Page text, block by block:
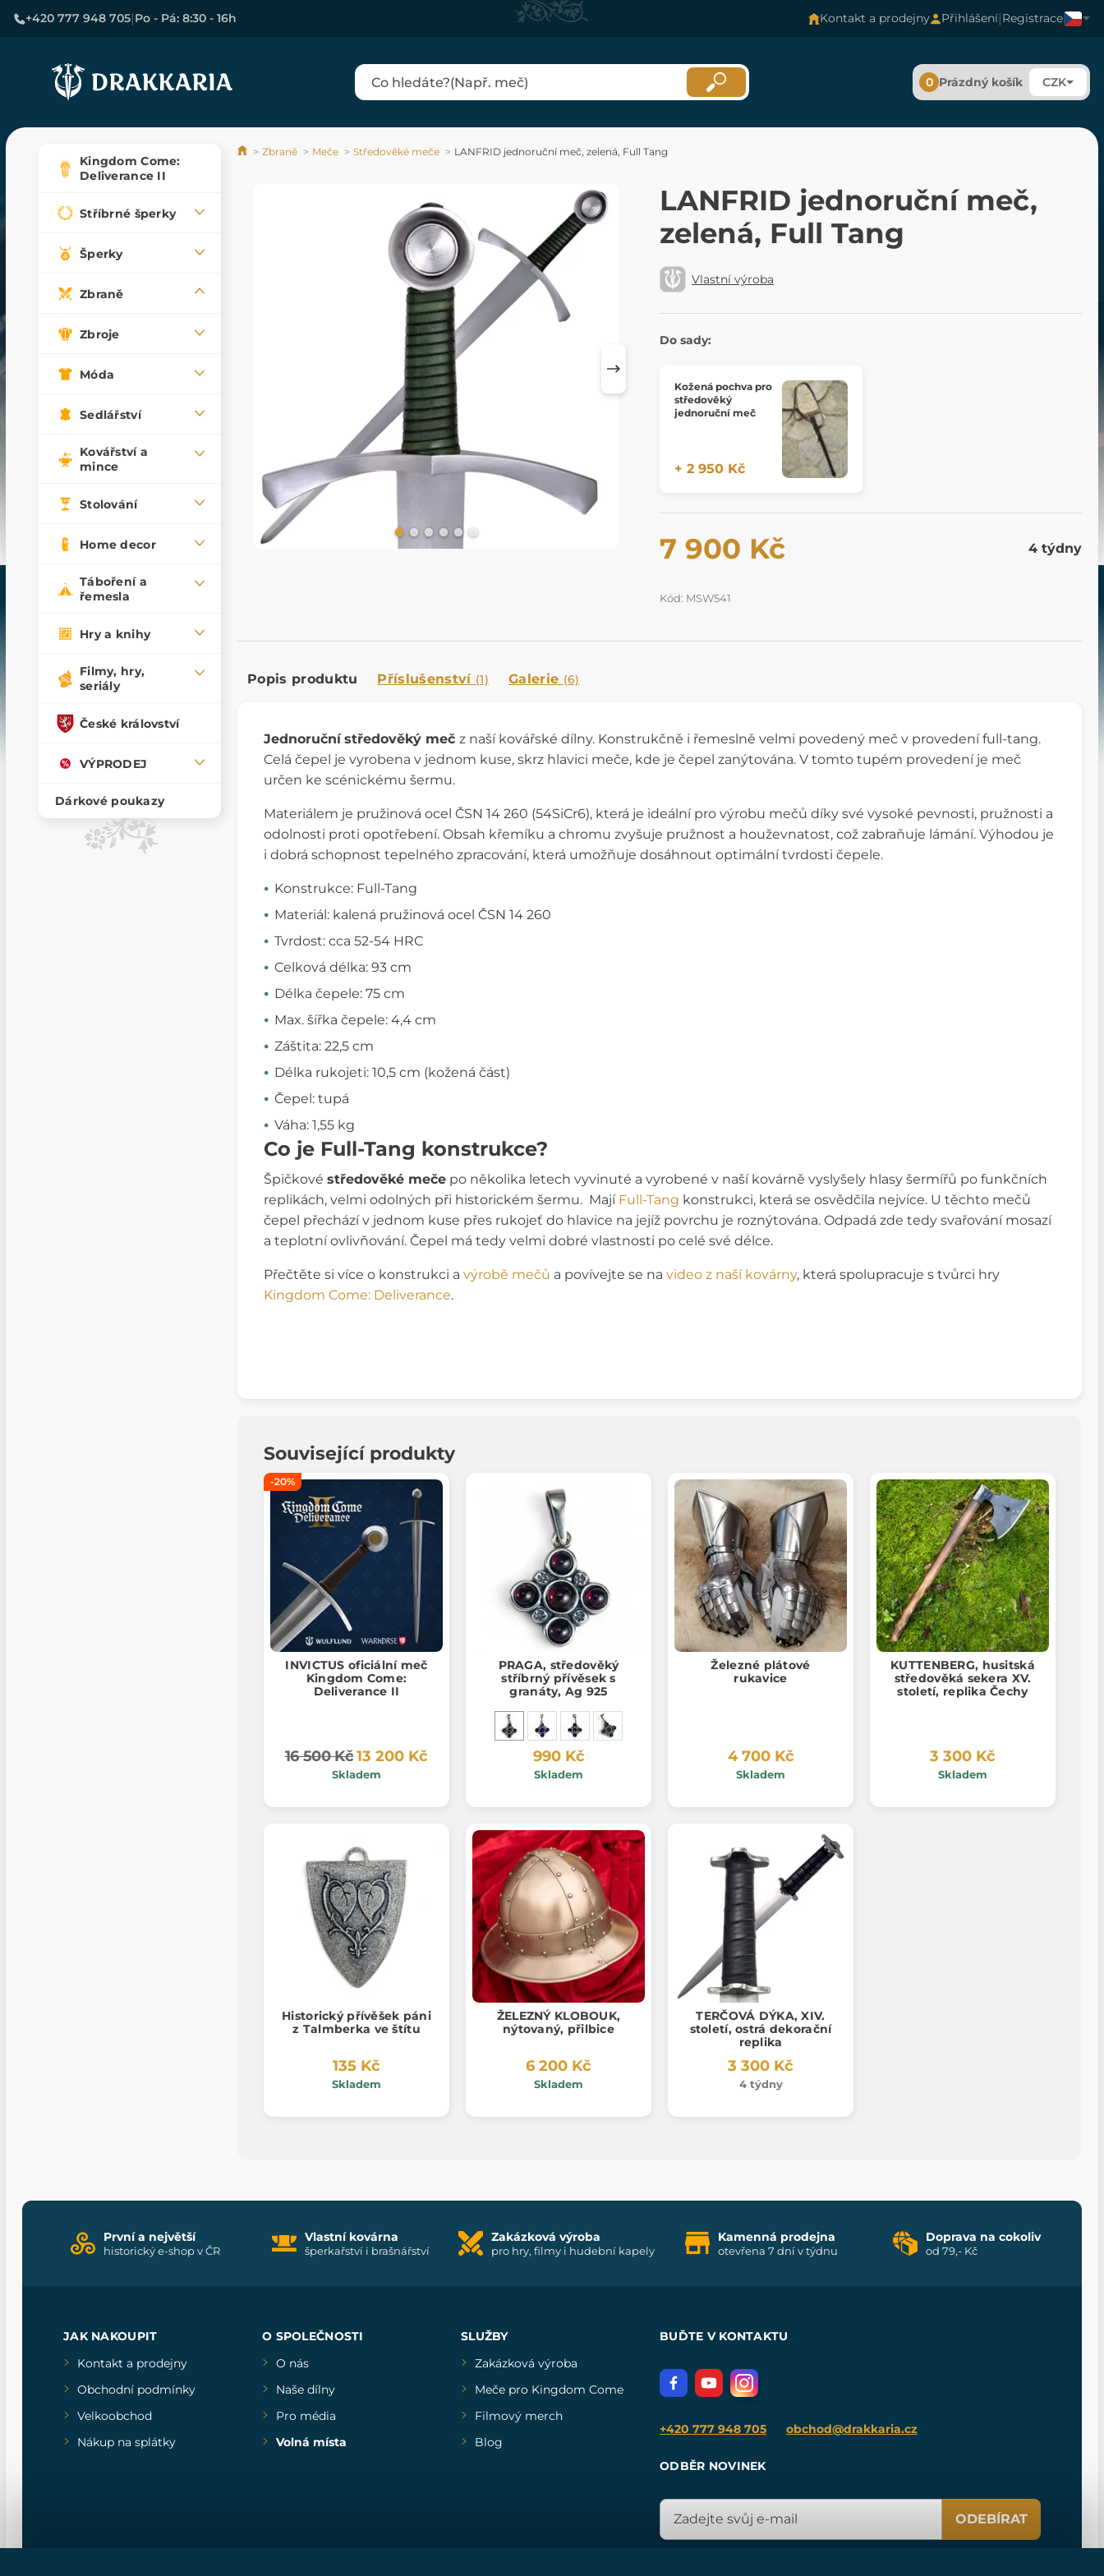
+420 777 948 705|Po - Pá: 8:30 - 16h Kontakt a prodejny Přihlášení|Registrace
0 Prázdný košík CZK
Kingdom Come:
Deliverance II
Stříbrné šperky
Šperky
Zbraně
Zbroje
Móda
Sedlářství
Kovářství a
mince
Stolování
Home decor
Táboření a
řemesla
Hry a knihy
Filmy, hry,
seriály
České království
VÝPRODEJ
Dárkové poukazy
Zbraně Meče Středověké meče LANFRID jednoruční meč, zelená, Full Tang
LANFRID jednoruční meč,
zelená, Full Tang
Vlastní výroba
Do sady:
Kožená pochva pro
středověký
jednoruční meč
+ 2 950 Kč
7 900 Kč 4 týdny
Kód: MSW541
Popis produktu Příslušenství (1) Galerie (6)
Jednoruční středověký meč z naší kovářské dílny. Konstrukčně i řemeslně velmi povedený meč v provedení full-tang.
Celá čepel je vyrobena v jednom kuse, skrz hlavici meče, kde je čepel zanýtována. V tomto tupém provedení je meč
určen ke scénickému šermu.
Materiálem je pružinová ocel ČSN 14 260 (54SiCr6), která je ideální pro výrobu mečů díky své vysoké pevnosti, pružnosti a
odolnosti proti opotřebení. Obsah křemíku a chromu zvyšuje pružnost a houževnatost, což zabraňuje lámání. Výhodou je
i dobrá schopnost tepelného zpracování, která umožňuje dosáhnout optimální tvrdosti čepele.
Konstrukce: Full-Tang
Materiál: kalená pružinová ocel ČSN 14 260
Tvrdost: cca 52-54 HRC
Celková délka: 93 cm
Délka čepele: 75 cm
Max. šířka čepele: 4,4 cm
Záštita: 22,5 cm
Délka rukojeti: 10,5 cm (kožená část)
Čepel: tupá
Váha: 1,55 kg
Co je Full-Tang konstrukce?
Špičkové středověké meče po několika letech vyvinuté a vyrobené v naší kovárně vyslyšely hlasy šermířů po funkčních
replikách, velmi odolných při historickém šermu. Mají Full-Tang konstrukci, která se osvědčila nejvíce. U těchto mečů
čepel přechází v jednom kuse přes rukojeť do hlavice na jejíž povrchu je roznýtována. Odpadá zde tedy svařování mosazí
a teplotní ovlivňování. Čepel má tedy velmi dobré vlastnosti po celé své délce.
Přečtěte si více o konstrukci a výrobě mečů a povívejte se na video z naší kovárny, která spolupracuje s tvůrci hry
Kingdom Come: Deliverance.
Související produkty
-20%
INVICTUS oficiální meč
Kingdom Come:
Deliverance II
16 500 Kč13 200 Kč
Skladem
PRAGA, středověký
stříbrný přívěsek s
granáty, Ag 925
990 Kč
Skladem
Železné plátové
rukavice
4 700 Kč
Skladem
KUTTENBERG, husitská
středověká sekera XV.
století, replika Čechy
3 300 Kč
Skladem
Historický přívěšek páni
z Talmberka ve štítu
135 Kč
Skladem
ŽELEZNÝ KLOBOUK,
nýtovaný, přilbice
6 200 Kč
Skladem
TERČOVÁ DÝKA, XIV.
století, ostrá dekorační
replika
3 300 Kč
4 týdny
První a největší
historický e-shop v ČR
Vlastní kovárna
šperkařství i brašnářství
Zakázková výroba
pro hry, filmy i hudební kapely
Kamenná prodejna
otevřena 7 dní v týdnu
Doprava na cokoliv
od 79,- Kč
JAK NAKOUPIT
Kontakt a prodejny
Obchodní podmínky
Velkoobchod
Nákup na splátky
O SPOLEČNOSTI
O nás
Naše dílny
Pro média
Volná místa
SLUŽBY
Zakázková výroba
Meče pro Kingdom Come
Filmový merch
Blog
BUĎTE V KONTAKTU
+420 777 948 705 obchod@drakkaria.cz
ODBĚR NOVINEK
ODEBÍRAT